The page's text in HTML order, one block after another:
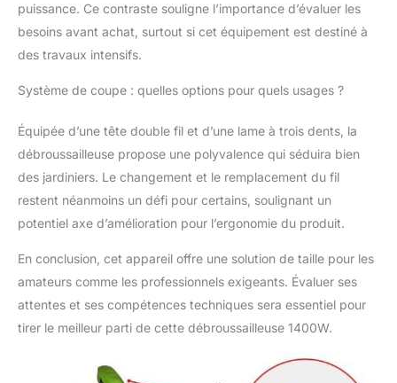
puissance. Ce contraste souligne l’importance d’évaluer les
besoins avant achat, surtout si cet équipement est destiné à
des travaux intensifs.
Système de coupe : quelles options pour quels usages ?
Équipée d’une tête double fil et d’une lame à trois dents, la
débroussailleuse propose une polyvalence qui séduira bien
des jardiniers. Le changement et le remplacement du fil
restent néanmoins un défi pour certains, soulignant un
potentiel axe d’amélioration pour l’ergonomie du produit.
En conclusion, cet appareil offre une solution de taille pour les
amateurs comme les professionnels exigeants. Évaluer ses
attentes et ses compétences techniques sera essentiel pour
tirer le meilleur parti de cette débroussailleuse 1400W.